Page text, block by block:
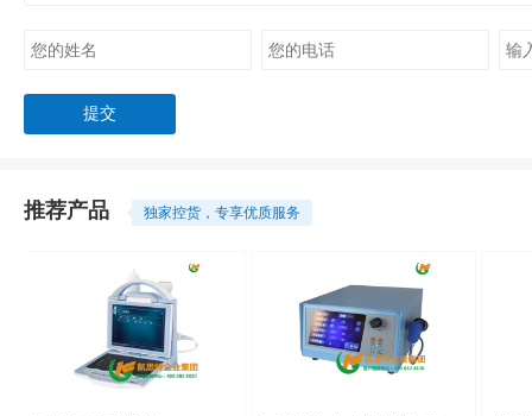
推荐产品 独家控货，专享优质服务